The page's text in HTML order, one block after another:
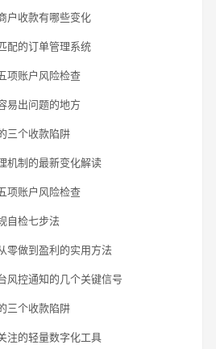
户收款有哪些变化
配的订单管理系统
项账户风险检查
易出问题的地方
三个收款陷阱
机制的最新变化解读
项账户风险检查
自检七步法
零做到盈利的实用方法
风控通知的几个关键信号
三个收款陷阱
注的轻量数字化工具